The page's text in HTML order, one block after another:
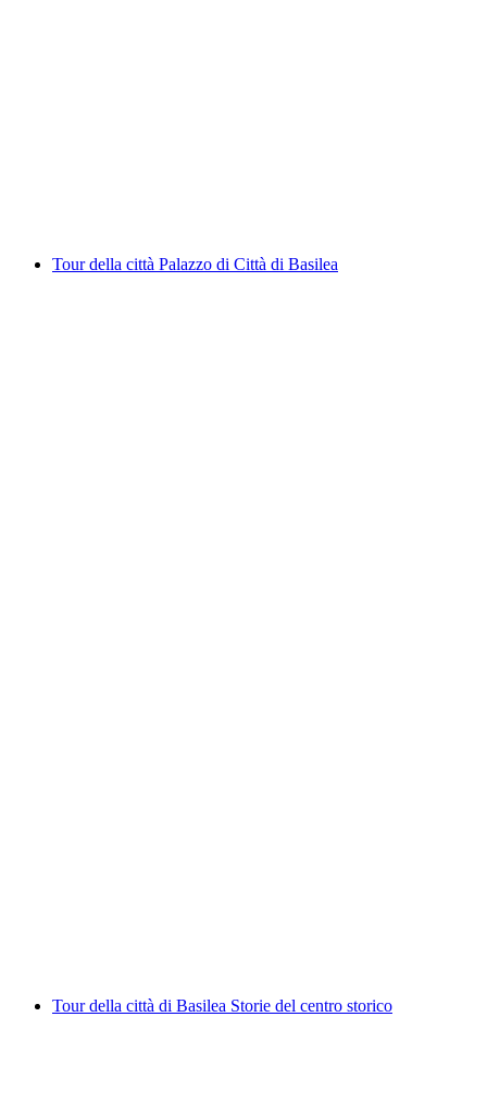
Tour della città Palazzo di Città di Basilea
Tour della città di Basilea Storie del centro storico